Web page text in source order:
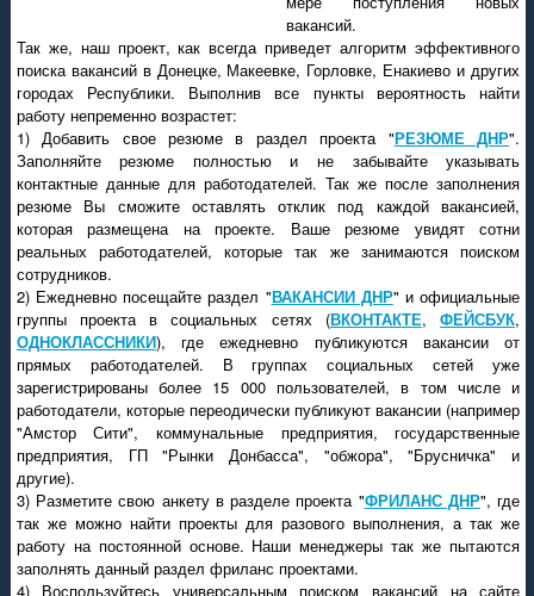
вакансий.
Так же, наш проект, как всегда приведет алгоритм эффективного
поиска вакансий в Донецке, Макеевке, Горловке, Енакиево и других
городах Республики. Выполнив все пункты вероятность найти
работу непременно возрастет:
1) Добавить свое резюме в раздел проекта "РЕЗЮМЕ ДНР".
Заполняйте резюме полностью и не забывайте указывать
контактные данные для работодателей. Так же после заполнения
резюме Вы сможите оставлять отклик под каждой вакансией,
которая размещена на проекте. Ваше резюме увидят сотни
реальных работодателей, которые так же занимаются поиском
сотрудников.
2) Ежедневно посещайте раздел "ВАКАНСИИ ДНР" и официальные
группы проекта в социальных сетях (ВКОНТАКТЕ,ФЕЙСБУК,
ОДНОКЛАССНИКИ), где ежедневно публикуются вакансии от
прямых работодателей. В группах социальных сетей уже
зарегистрированы более 15 000 пользователей, в том числе и
работодатели, которые переодически публикуют вакансии (например
"Амстор Сити", коммунальные предприятия, государственные
предприятия, ГП "Рынки Донбасса", "обжора", "Брусничка" и
другие).
3) Разметите свою анкету в разделе проекта "ФРИЛАНС ДНР", где
так же можно найти проекты для разового выполнения, а так же
работу на постоянной основе. Наши менеджеры так же пытаются
заполнять данный раздел фриланс проектами.
4) Воспользуйтесь универсальным поиском вакансий на сайте